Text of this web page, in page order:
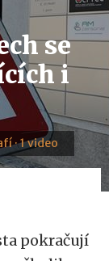
se
i
· 1 video
pokračují